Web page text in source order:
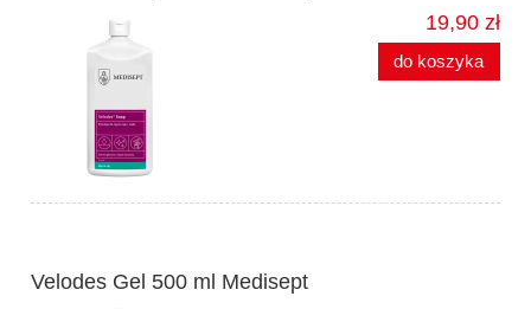
19,90 zł
do koszyka
Velodes Gel 500 ml Medisept